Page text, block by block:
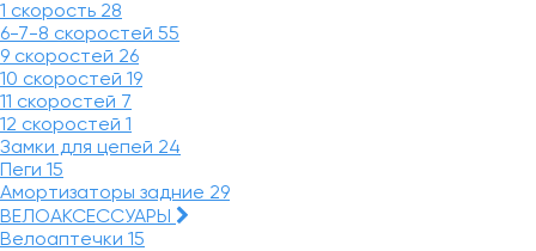
1 скорость 28
6-7-8 скоростей 55
9 скоростей 26
10 скоростей 19
11 скоростей 7
12 скоростей 1
Замки для цепей 24
Пеги 15
Амортизаторы задние 29
ВЕЛОАКСЕССУАРЫ
Велоаптечки 15